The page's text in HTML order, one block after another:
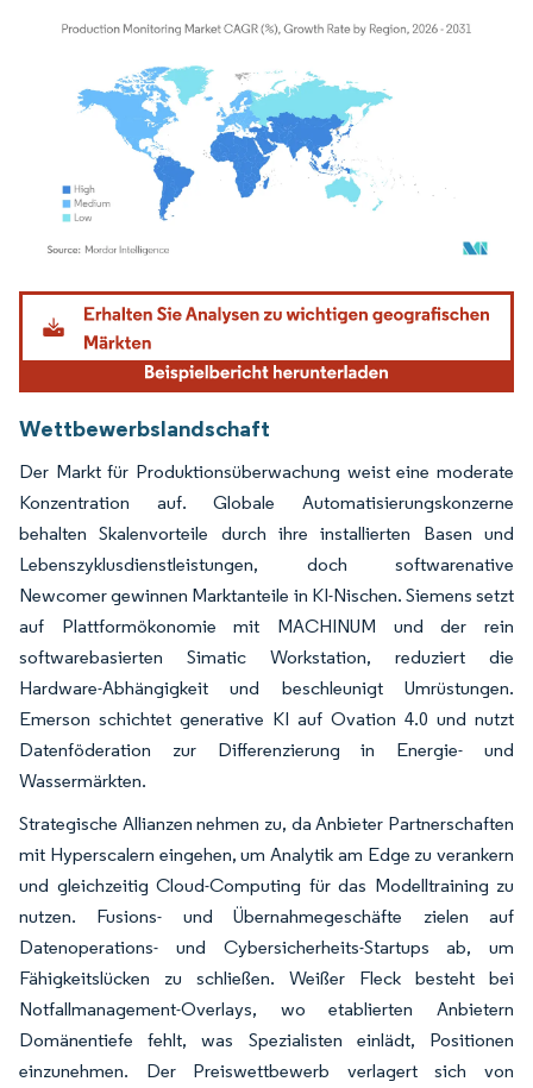
Bild © Mordor Intelligence. Wiederverwendung erfordert Namensnennung gemäß
Wettbewerbslandschaft
Der Markt für Produktionsüberwachung weist eine moderate
Konzentration auf. Globale Automatisierungskonzerne
behalten Skalenvorteile durch ihre installierten Basen und
Lebenszyklusdienstleistungen, doch softwarenative
Newcomer gewinnen Marktanteile in KI-Nischen. Siemens setzt
auf Plattformökonomie mit MACHINUM und der rein
softwarebasierten Simatic Workstation, reduziert die
Hardware-Abhängigkeit und beschleunigt Umrüstungen.
Emerson schichtet generative KI auf Ovation 4.0 und nutzt
Datenföderation zur Differenzierung in Energie- und
Wassermärkten.
Strategische Allianzen nehmen zu, da Anbieter Partnerschaften
mit Hyperscalern eingehen, um Analytik am Edge zu verankern
und gleichzeitig Cloud-Computing für das Modelltraining zu
nutzen. Fusions- und Übernahmegeschäfte zielen auf
Datenoperations- und Cybersicherheits-Startups ab, um
Fähigkeitslücken zu schließen. Weißer Fleck besteht bei
Notfallmanagement-Overlays, wo etablierten Anbietern
Domänentiefe fehlt, was Spezialisten einlädt, Positionen
einzunehmen. Der Preiswettbewerb verlagert sich von